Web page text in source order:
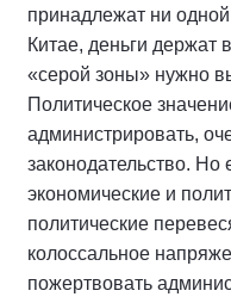
принадлежат ни
Китае, деньги держат
«серой зоны» нужно
Политическое
администрировать,
законодательство.
экономические и
политические
колоссальное
пожертвовать